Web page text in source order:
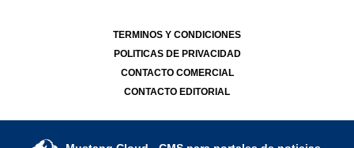
TERMINOS Y CONDICIONES
POLITICAS DE PRIVACIDAD
CONTACTO COMERCIAL
CONTACTO EDITORIAL